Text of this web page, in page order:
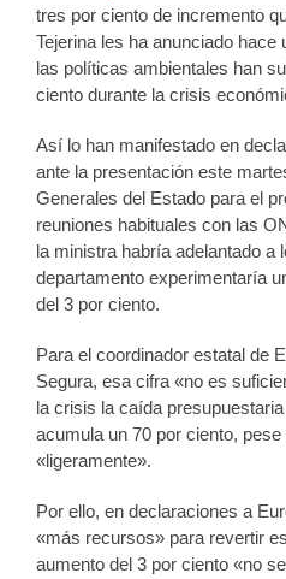
tres por ciento de incremento
Tejerina les ha anunciado
las políticas ambientales han
ciento durante la crisis
Así lo han manifestado en
ante la presentación este
Generales del Estado para el
reuniones habituales con las
la ministra habría adelantado a
departamento experimentaría
del 3 por ciento.
Para el coordinador estatal de
Segura, esa cifra «no es
la crisis la caída
acumula un 70 por ciento,
«ligeramente».
Por ello, en declaraciones a
«más recursos» para revertir
aumento del 3 por ciento «no